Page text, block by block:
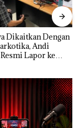
Dikaitkan Dengan
Andi
Lapor ke